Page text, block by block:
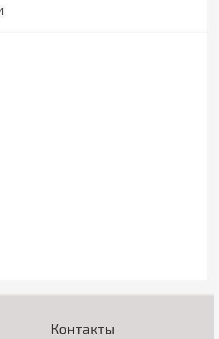
Контакты